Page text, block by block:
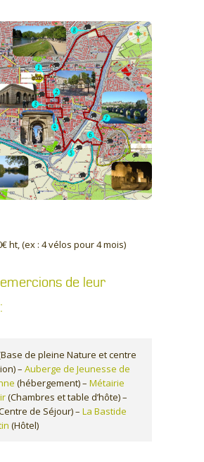
ht, (ex : 4 vélos pour 4 mois)
de leur
de pleine Nature et centre
– Auberge de Jeunesse de
(hébergement) – Métairie
(Chambres et table d’hôte) –
de Séjour) – La Bastide
(Hôtel)